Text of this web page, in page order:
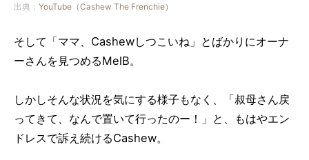
出典： YouTube（Cashew The Frenchie）
そして「ママ、Cashewしつこいね」とばかりにオーナ
ーさんを見つめるMelB。
しかしそんな状況を気にする様子もなく、「叔母さん戻
ってきて、なんで置いて行ったのー！」と、もはやエン
ドレスで訴え続けるCashew。